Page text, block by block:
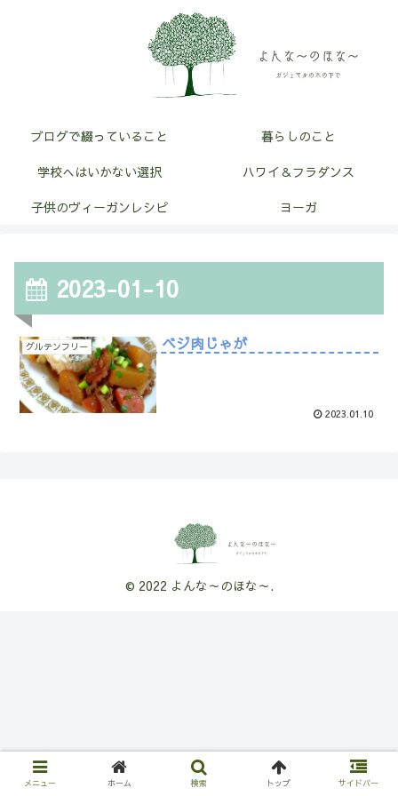
ブログで綴っていること
暮らしのこと
学校へはいかない選択
ハワイ＆フラダンス
子供のヴィーガンレシピ
ヨーガ
2023-01-10
グルテンフリー ベジ肉じゃが
2023.01.10
© 2022 よんな～のほな～.
メニュー ホーム 検索 トップ サイドバー